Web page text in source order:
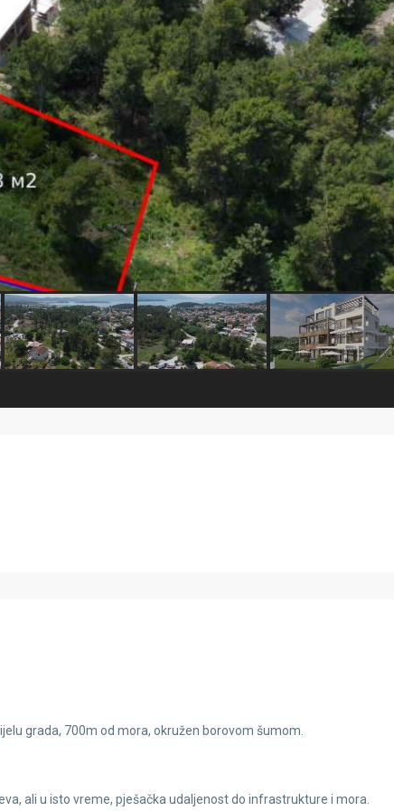
grada, 700m od mora, okružen borovom šumom.
ali u isto vreme, pješačka udaljenost do infrastrukture i mora.